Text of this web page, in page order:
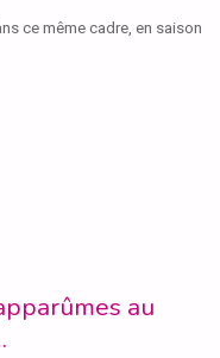
ce même cadre, en saison
au